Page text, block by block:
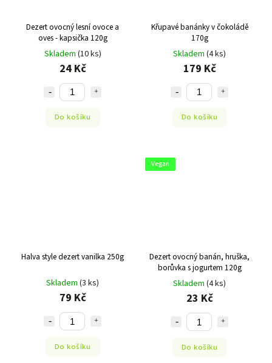
Dezert ovocný lesní ovoce a
oves - kapsička 120g
Skladem (10 ks)
24 Kč
Do košíku
Křupavé banánky v čokoládě
170g
Skladem (4 ks)
179 Kč
Do košíku
Halva style dezert vanilka 250g
Skladem (3 ks)
79 Kč
Do košíku
Vegan
Dezert ovocný banán, hruška,
borůvka s jogurtem 120g
Skladem (4 ks)
23 Kč
Do košíku